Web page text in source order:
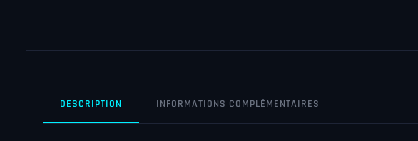
DESCRIPTION INFORMATIONS COMPLÉMENTAIRES